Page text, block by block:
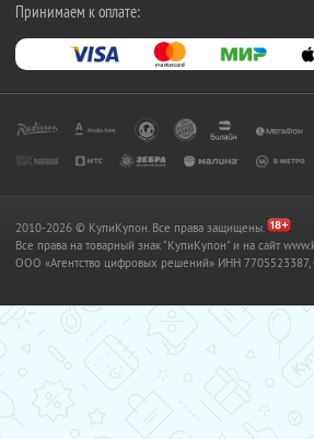
Принимаем к оплате:
2010-2026 © КупиКупон. Все права защищены.
Все права на товарный знак "КупиКупон" и на сайт
OOO «Агентство цифровых решений» ИНН